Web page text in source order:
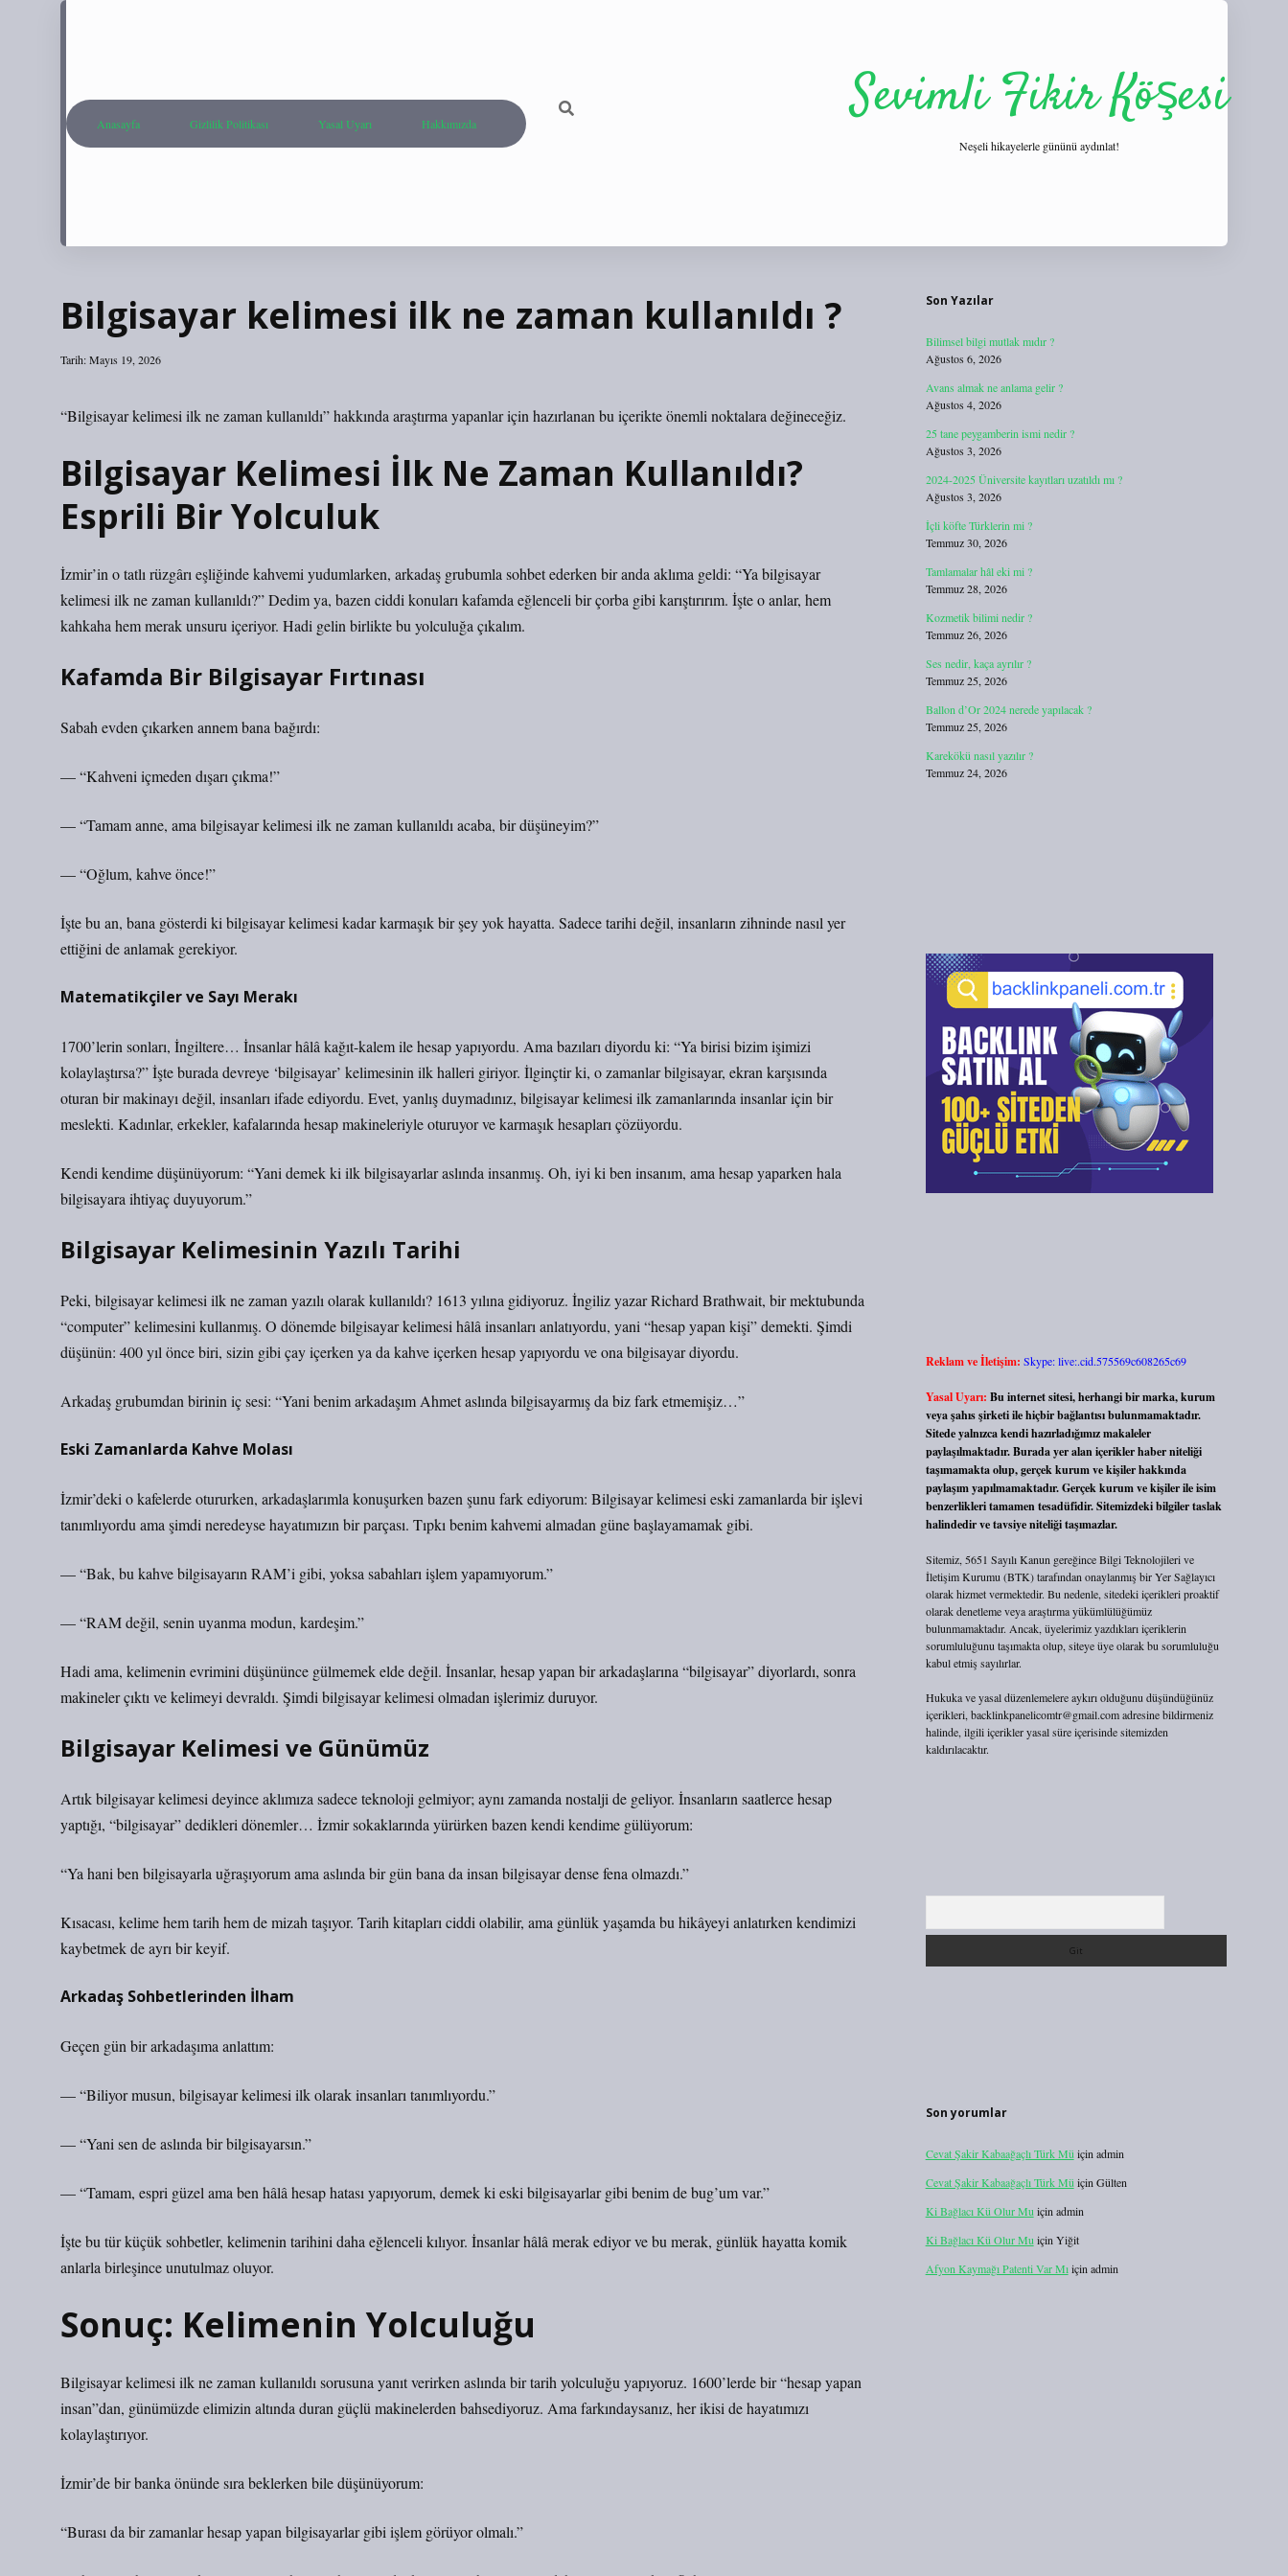
Anasayfa Gizlilik Politikası Yasal Uyarı Hakkımızda Sevimli Fikir Köşesi
Neşeli hikayelerle gününü aydınlat!
Bilgisayar kelimesi ilk ne zaman kullanıldı ?
Tarih: Mayıs 19, 2026
“Bilgisayar kelimesi ilk ne zaman kullanıldı” hakkında araştırma yapanlar için hazırlanan bu içerikte önemli noktalara değineceğiz.
Bilgisayar Kelimesi İlk Ne Zaman Kullanıldı?
Esprili Bir Yolculuk
İzmir’in o tatlı rüzgârı eşliğinde kahvemi yudumlarken, arkadaş grubumla sohbet ederken bir anda aklıma geldi: “Ya bilgisayar
kelimesi ilk ne zaman kullanıldı?” Dedim ya, bazen ciddi konuları kafamda eğlenceli bir çorba gibi karıştırırım. İşte o anlar, hem
kahkaha hem merak unsuru içeriyor. Hadi gelin birlikte bu yolculuğa çıkalım.
Kafamda Bir Bilgisayar Fırtınası
Sabah evden çıkarken annem bana bağırdı:
— “Kahveni içmeden dışarı çıkma!”
— “Tamam anne, ama bilgisayar kelimesi ilk ne zaman kullanıldı acaba, bir düşüneyim?”
— “Oğlum, kahve önce!”
İşte bu an, bana gösterdi ki bilgisayar kelimesi kadar karmaşık bir şey yok hayatta. Sadece tarihi değil, insanların zihninde nasıl yer
ettiğini de anlamak gerekiyor.
Matematikçiler ve Sayı Merakı
1700’lerin sonları, İngiltere… İnsanlar hâlâ kağıt-kalem ile hesap yapıyordu. Ama bazıları diyordu ki: “Ya birisi bizim işimizi
kolaylaştırsa?” İşte burada devreye ‘bilgisayar’ kelimesinin ilk halleri giriyor. İlginçtir ki, o zamanlar bilgisayar, ekran karşısında
oturan bir makinayı değil, insanları ifade ediyordu. Evet, yanlış duymadınız, bilgisayar kelimesi ilk zamanlarında insanlar için bir
meslekti. Kadınlar, erkekler, kafalarında hesap makineleriyle oturuyor ve karmaşık hesapları çözüyordu.
Kendi kendime düşünüyorum: “Yani demek ki ilk bilgisayarlar aslında insanmış. Oh, iyi ki ben insanım, ama hesap yaparken hala
bilgisayara ihtiyaç duyuyorum.”
Bilgisayar Kelimesinin Yazılı Tarihi
Peki, bilgisayar kelimesi ilk ne zaman yazılı olarak kullanıldı? 1613 yılına gidiyoruz. İngiliz yazar Richard Brathwait, bir mektubunda
“computer” kelimesini kullanmış. O dönemde bilgisayar kelimesi hâlâ insanları anlatıyordu, yani “hesap yapan kişi” demekti. Şimdi
düşünün: 400 yıl önce biri, sizin gibi çay içerken ya da kahve içerken hesap yapıyordu ve ona bilgisayar diyordu.
Arkadaş grubumdan birinin iç sesi: “Yani benim arkadaşım Ahmet aslında bilgisayarmış da biz fark etmemişiz…”
Eski Zamanlarda Kahve Molası
İzmir’deki o kafelerde otururken, arkadaşlarımla konuşurken bazen şunu fark ediyorum: Bilgisayar kelimesi eski zamanlarda bir işlevi
tanımlıyordu ama şimdi neredeyse hayatımızın bir parçası. Tıpkı benim kahvemi almadan güne başlayamamak gibi.
— “Bak, bu kahve bilgisayarın RAM’i gibi, yoksa sabahları işlem yapamıyorum.”
— “RAM değil, senin uyanma modun, kardeşim.”
Hadi ama, kelimenin evrimini düşününce gülmemek elde değil. İnsanlar, hesap yapan bir arkadaşlarına “bilgisayar” diyorlardı, sonra
makineler çıktı ve kelimeyi devraldı. Şimdi bilgisayar kelimesi olmadan işlerimiz duruyor.
Bilgisayar Kelimesi ve Günümüz
Artık bilgisayar kelimesi deyince aklımıza sadece teknoloji gelmiyor; aynı zamanda nostalji de geliyor. İnsanların saatlerce hesap
yaptığı, “bilgisayar” dedikleri dönemler… İzmir sokaklarında yürürken bazen kendi kendime gülüyorum:
“Ya hani ben bilgisayarla uğraşıyorum ama aslında bir gün bana da insan bilgisayar dense fena olmazdı.”
Kısacası, kelime hem tarih hem de mizah taşıyor. Tarih kitapları ciddi olabilir, ama günlük yaşamda bu hikâyeyi anlatırken kendimizi
kaybetmek de ayrı bir keyif.
Arkadaş Sohbetlerinden İlham
Geçen gün bir arkadaşıma anlattım:
— “Biliyor musun, bilgisayar kelimesi ilk olarak insanları tanımlıyordu.”
— “Yani sen de aslında bir bilgisayarsın.”
— “Tamam, espri güzel ama ben hâlâ hesap hatası yapıyorum, demek ki eski bilgisayarlar gibi benim de bug’um var.”
İşte bu tür küçük sohbetler, kelimenin tarihini daha eğlenceli kılıyor. İnsanlar hâlâ merak ediyor ve bu merak, günlük hayatta komik
anlarla birleşince unutulmaz oluyor.
Sonuç: Kelimenin Yolculuğu
Bilgisayar kelimesi ilk ne zaman kullanıldı sorusuna yanıt verirken aslında bir tarih yolculuğu yapıyoruz. 1600’lerde bir “hesap yapan
insan”dan, günümüzde elimizin altında duran güçlü makinelerden bahsediyoruz. Ama farkındaysanız, her ikisi de hayatımızı
kolaylaştırıyor.
İzmir’de bir banka önünde sıra beklerken bile düşünüyorum:
“Burası da bir zamanlar hesap yapan bilgisayarlar gibi işlem görüyor olmalı.”
Son Yazılar
Bilimsel bilgi mutlak mıdır ?
Ağustos 6, 2026
Avans almak ne anlama gelir ?
Ağustos 4, 2026
25 tane peygamberin ismi nedir ?
Ağustos 3, 2026
2024-2025 Üniversite kayıtları uzatıldı mı ?
Ağustos 3, 2026
İçli köfte Türklerin mi ?
Temmuz 30, 2026
Tamlamalar hâl eki mi ?
Temmuz 28, 2026
Kozmetik bilimi nedir ?
Temmuz 26, 2026
Ses nedir, kaça ayrılır ?
Temmuz 25, 2026
Ballon d’Or 2024 nerede yapılacak ?
Temmuz 25, 2026
Karekökü nasıl yazılır ?
Temmuz 24, 2026
Reklam ve İletişim: Skype: live:.cid.575569c608265c69
Yasal Uyarı: Bu internet sitesi, herhangi bir marka, kurum
veya şahıs şirketi ile hiçbir bağlantısı bulunmamaktadır.
Sitede yalnızca kendi hazırladığımız makaleler
paylaşılmaktadır. Burada yer alan içerikler haber niteliği
taşımamakta olup, gerçek kurum ve kişiler hakkında
paylaşım yapılmamaktadır. Gerçek kurum ve kişiler ile isim
benzerlikleri tamamen tesadüfidir. Sitemizdeki bilgiler taslak
halindedir ve tavsiye niteliği taşımazlar.
Sitemiz, 5651 Sayılı Kanun gereğince Bilgi Teknolojileri ve
İletişim Kurumu (BTK) tarafından onaylanmış bir Yer Sağlayıcı
olarak hizmet vermektedir. Bu nedenle, sitedeki içerikleri proaktif
olarak denetleme veya araştırma yükümlülüğümüz
bulunmamaktadır. Ancak, üyelerimiz yazdıkları içeriklerin
sorumluluğunu taşımakta olup, siteye üye olarak bu sorumluluğu
kabul etmiş sayılırlar.
Hukuka ve yasal düzenlemelere aykırı olduğunu düşündüğünüz
içerikleri, backlinkpanelicomtr@gmail.comadresine bildirmeniz
halinde, ilgili içerikler yasal süre içerisinde sitemizden
kaldırılacaktır.
Son yorumlar
Cevat Şakir Kabaağaçlı Türk Mü için admin
Cevat Şakir Kabaağaçlı Türk Mü için Gülten
Ki Bağlacı Kü Olur Mu için admin
Ki Bağlacı Kü Olur Mu için Yiğit
Afyon Kaymağı Patenti Var Mıiçin admin